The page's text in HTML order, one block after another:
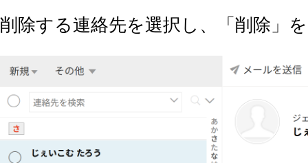
削除する連絡先を選択し、「削除」